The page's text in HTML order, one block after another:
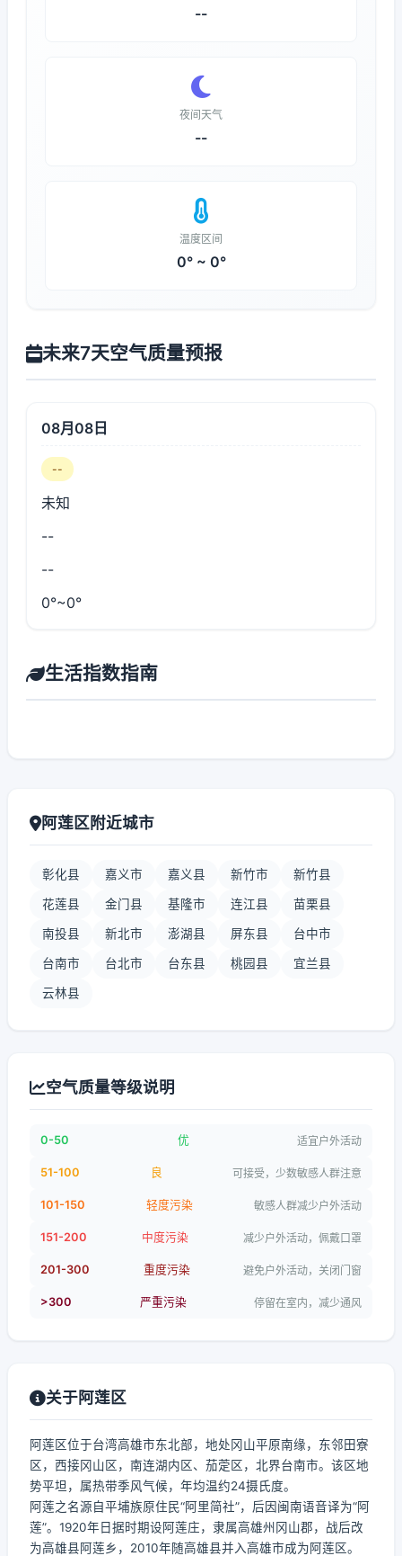
--
夜间天气
--
温度区间
0° ~ 0°
未来7天空气质量预报
08月08日
--
未知
--
--
0°~0°
生活指数指南
阿莲区附近城市
彰化县 嘉义市 嘉义县 新竹市 新竹县
花莲县 金门县 基隆市 连江县 苗栗县
南投县 新北市 澎湖县 屏东县 台中市
台南市 台北市 台东县 桃园县 宜兰县
云林县
空气质量等级说明
0-50 优 适宜户外活动
51-100 良 可接受，少数敏感人群注意
101-150 轻度污染 敏感人群减少户外活动
151-200 中度污染 减少户外活动，佩戴口罩
201-300 重度污染 避免户外活动，关闭门窗
>300 严重污染 停留在室内，减少通风
关于阿莲区
阿莲区位于台湾高雄市东北部，地处冈山平原南缘，东邻田寮
区，西接冈山区，南连湖内区、茄萣区，北界台南市。该区地
势平坦，属热带季风气候，年均温约24摄氏度。
阿莲之名源自平埔族原住民“阿里简社”，后因闽南语音译为“阿
莲”。1920年日据时期设阿莲庄，隶属高雄州冈山郡，战后改
为高雄县阿莲乡，2010年随高雄县并入高雄市成为阿莲区。